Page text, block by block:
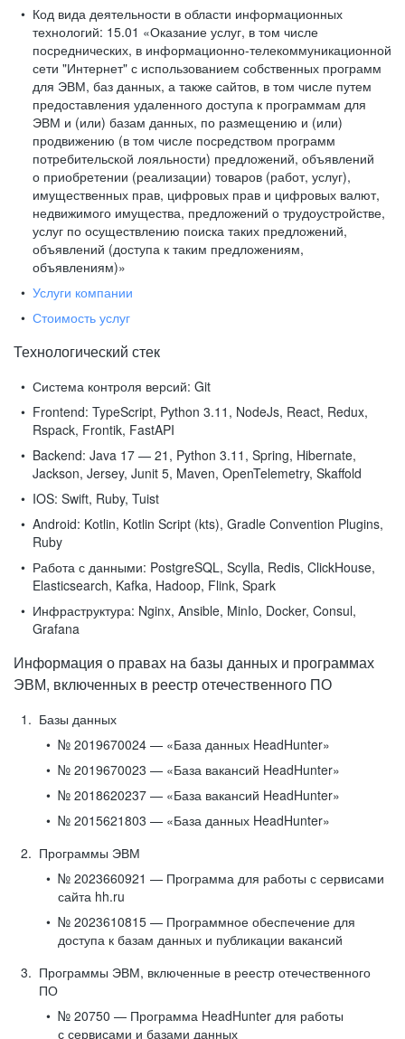
Код вида деятельности в области информационных
технологий: 15.01 «Оказание услуг, в том числе
посреднических, в информационно-телекоммуникационной
сети "Интернет" с использованием собственных программ
для ЭВМ, баз данных, а также сайтов, в том числе путем
предоставления удаленного доступа к программам для
ЭВМ и (или) базам данных, по размещению и (или)
продвижению (в том числе посредством программ
потребительской лояльности) предложений, объявлений
о приобретении (реализации) товаров (работ, услуг),
имущественных прав, цифровых прав и цифровых валют,
недвижимого имущества, предложений о трудоустройстве,
услуг по осуществлению поиска таких предложений,
объявлений (доступа к таким предложениям,
объявлениям)»
Услуги компании
Стоимость услуг
Технологический стек
Система контроля версий: Git
Frontend: TypeScript, Python 3.11, NodeJs, React, Redux,
Rspack, Frontik, FastAPI
Backend: Java 17 — 21, Python 3.11, Spring, Hibernate,
Jackson, Jersey, Junit 5, Maven, OpenTelemetry, Skaffold
IOS: Swift, Ruby, Tuist
Android: Kotlin, Kotlin Script (kts), Gradle Convention Plugins,
Ruby
Работа с данными: PostgreSQL, Scylla, Redis, ClickHouse,
Elasticsearch, Kafka, Hadoop, Flink, Spark
Инфраструктура: Nginx, Ansible, MinIo, Docker, Consul,
Grafana
Информация о правах на базы данных и программах
ЭВМ, включенных в реестр отечественного ПО
Базы данных
№ 2019670024 — «База данных HeadHunter»
№ 2019670023 — «База вакансий HeadHunter»
№ 2018620237 — «База вакансий HeadHunter»
№ 2015621803 — «База данных HeadHunter»
Программы ЭВМ
№ 2023660921 — Программа для работы с сервисами
сайта hh.ru
№ 2023610815 — Программное обеспечение для
доступа к базам данных и публикации вакансий
Программы ЭВМ, включенные в реестр отечественного
ПО
№ 20750 — Программа HeadHunter для работы
с сервисами и базами данных